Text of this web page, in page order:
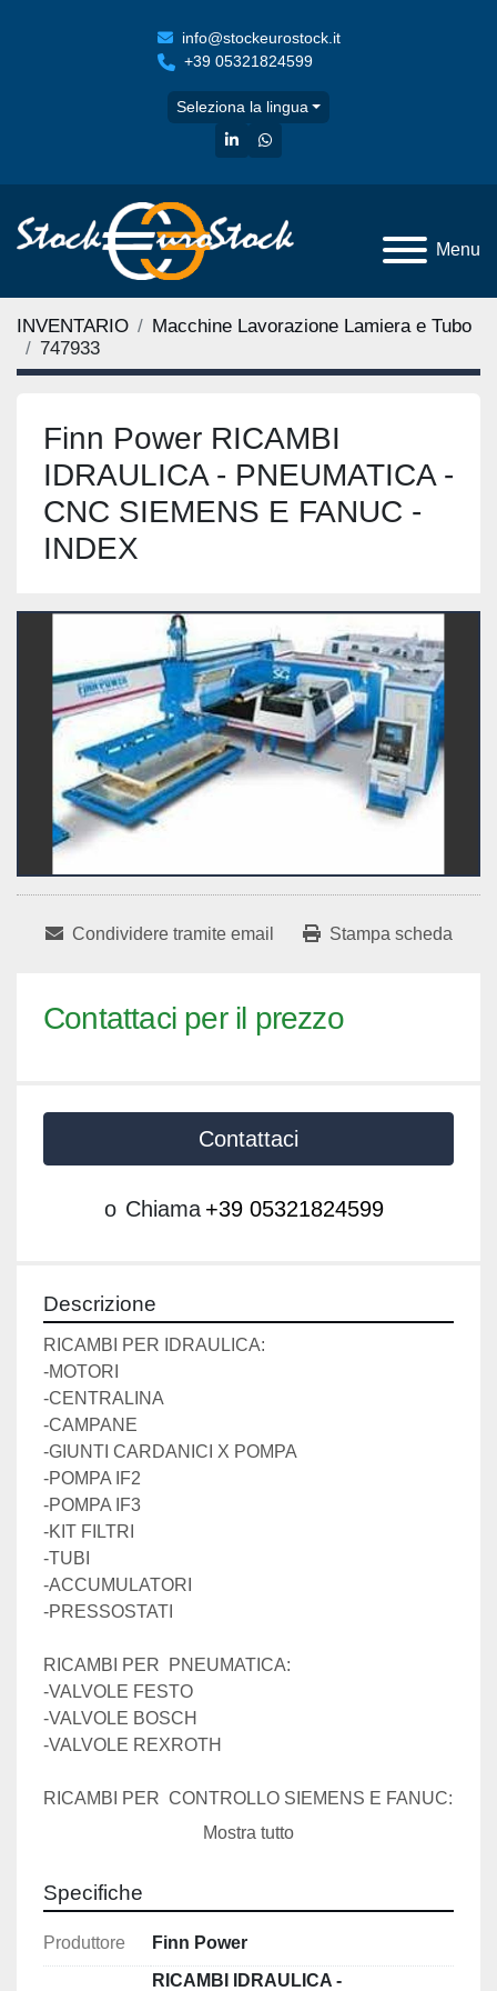
info@stockeurostock.it
+39 05321824599
Seleziona la lingua
linkedinwhatsapp
Menu
INVENTARIO
Macchine Lavorazione Lamiera e Tubo
747933
Finn Power RICAMBI
IDRAULICA - PNEUMATICA -
CNC SIEMENS E FANUC -
INDEX
Condividere tramite email Stampa scheda
Contattaci per il prezzo
Contattaci
o Chiama +39 05321824599
Descrizione
RICAMBI PER IDRAULICA:
-MOTORI
-CENTRALINA
-CAMPANE
-GIUNTI CARDANICI X POMPA
-POMPA IF2
-POMPA IF3
-KIT FILTRI
-TUBI
-ACCUMULATORI
-PRESSOSTATI
RICAMBI PER  PNEUMATICA:
-VALVOLE FESTO
-VALVOLE BOSCH
-VALVOLE REXROTH
RICAMBI PER  CONTROLLO SIEMENS E FANUC:
- ALIMENTATORI
- SCHEDE DI POTENZA
- SCHEDE DI INTERFACCIA
Mostra tutto
Specifiche
Produttore Finn Power
RICAMBI IDRAULICA -